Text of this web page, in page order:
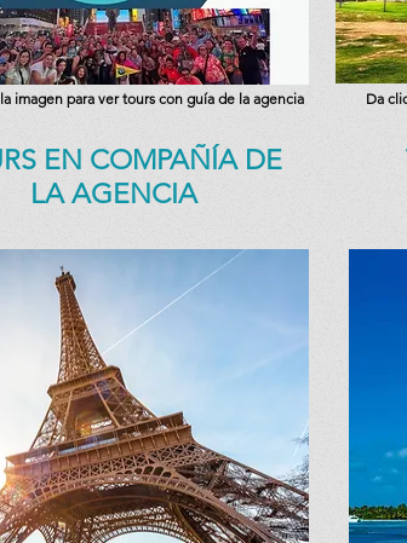
imagen para ver tours con guía de la agencia
EN COMPAÑÍA DE
LA AGENCIA
Da